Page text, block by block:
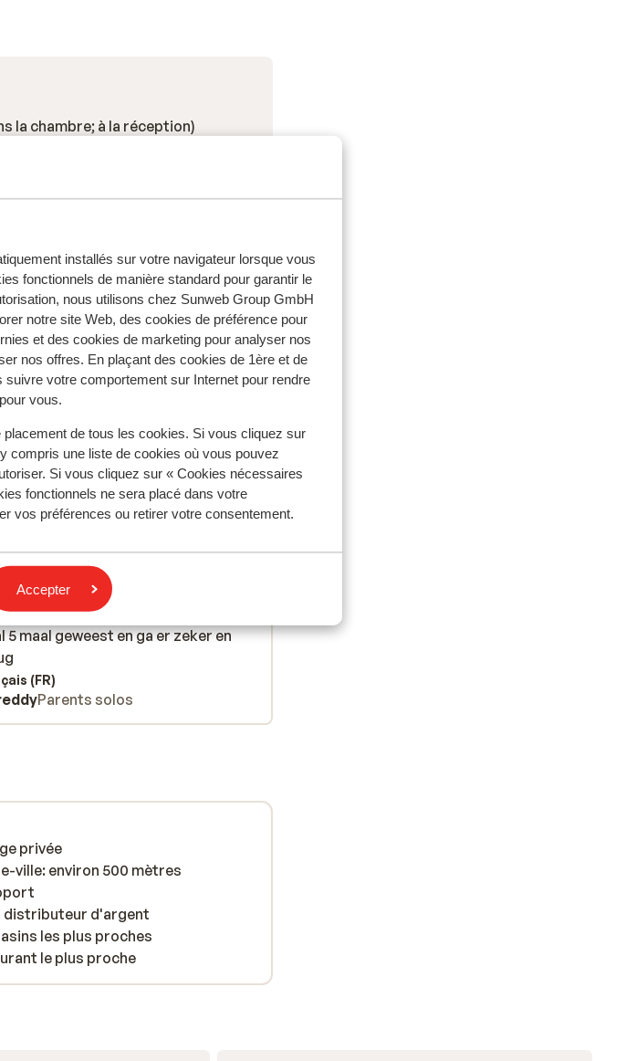
installés sur votre navigateur lorsque vous
fonctionnels de manière standard pour garantir le
nous utilisons chez Sunweb Group GmbH
notre site Web, des cookies de préférence pour
et des cookies de marketing pour analyser nos
nos offres. En plaçant des cookies de 1ère et de
votre comportement sur Internet pour rendre
vous.
de tous les cookies. Si vous cliquez sur
compris une liste de cookies où vous pouvez
Si vous cliquez sur « Cookies nécessaires
fonctionnels ne sera placé dans votre
vos préférences ou retirer votre consentement.
Accepter
la chambre; à la réception)
avec notre produit.
Réservé principalement par couples
5 maal geweest en ga er zeker en
5 maal geweest en ga er zeker en
(FR)
Parents solos
privée
ville: environ 500 mètres
distributeur d'argent
les plus proches
le plus proche